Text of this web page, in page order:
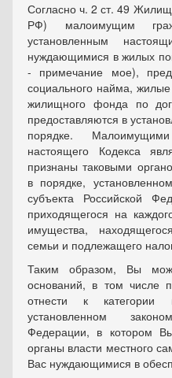
Согласно ч. 2 ст. 49
РФ) малоимущим
установленным
нуждающимися в жилых
- примечание мое),
социального найма,
жилищного фонда по
предоставляются в
порядке.
настоящего Кодекса
признаны таковыми
в порядке,
субъекта Российской
приходящегося на
имущества,
семьи и подлежащего
Таким образом, Вы
оснований, в том числе
отнести к категории
установленном
Федерации, в котором
органы власти местного
Вас нуждающимися в